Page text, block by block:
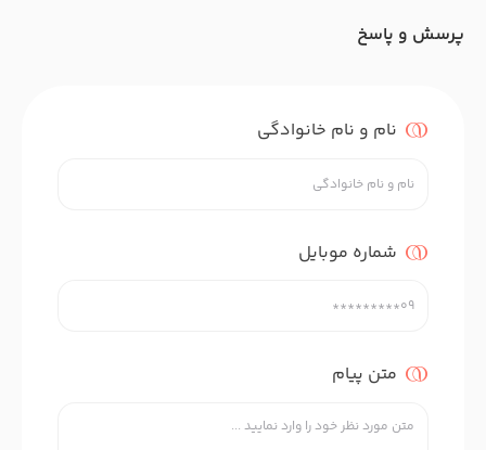
پرسش و پاسخ
نام و نام خانوادگی
شماره موبایل
متن پیام